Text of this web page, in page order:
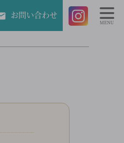
お問い合わせ
MENU